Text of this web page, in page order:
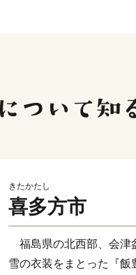
きたかたし
喜多方市
福島県の北西部、会津
雪の衣装をまとった『飯